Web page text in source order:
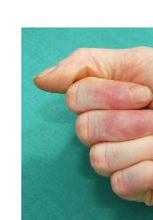
AKUTNÍ
PÉČI
VE
FAKULTNÍ
NEMOCNICI
U SV.
ANNY
V BRNĚ